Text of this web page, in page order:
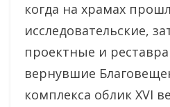
когда на храмах
исследовательские,
проектные и
вернувшие
комплекса облик XVI